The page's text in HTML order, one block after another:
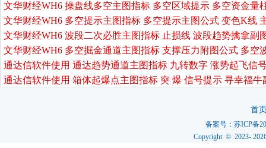
文华财经WH6 操盘线多空主图指标 多空区域提示 多空资金量
文华财经WH6 多空提示主图指标 多空提示主图公式 变色K线
文华财经WH6 波段二次必胜主图指标 止损线 波段趋势擒拿副
文华财经WH6 多空掘金通道主图指标 支撑压力附图公式 多空
通达信软件使用 通达趋势通道主图指标 九转数字 涨势起飞信
通达信软件使用 箱体起爆点主图指标 突 爆 信号提示 寻幸福
首
备案号：苏ICP备
Copyright © 2023-